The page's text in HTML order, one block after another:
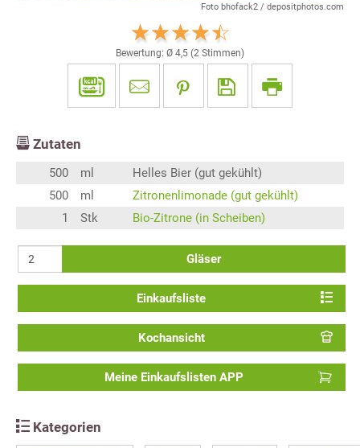
Foto bhofack2 / depositphotos.com
Bewertung: Ø 4,5 (2 Stimmen)
Zutaten
500 ml
Helles Bier (gut gekühlt)
500
ml
Zitronenlimonade (gut gekühlt)
1
Stk Bio-Zitrone (in Scheiben)
Gläser
Einkaufsliste
Kochansicht
Meine Einkaufslisten APP
Kategorien